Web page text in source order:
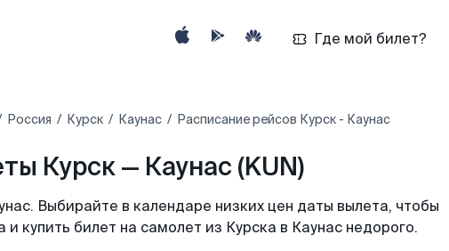
Где мой билет?
Россия Курск Каунас Расписание рейсов Курск - Каунас
Курск — Каунас (KUN)
Выбирайте в календаре низких цен даты вылета, чтобы
купить билет на самолет из Курска в Каунас недорого.